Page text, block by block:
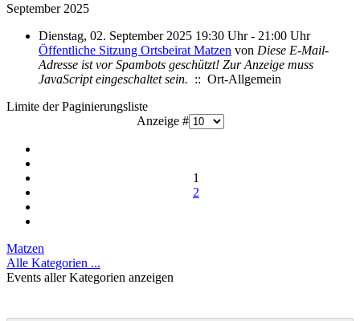
September 2025
Dienstag, 02. September 2025 19:30 Uhr - 21:00 Uhr
Öffentliche Sitzung Ortsbeirat Matzen von Diese E-Mail-
Adresse ist vor Spambots geschützt! Zur Anzeige muss
JavaScript eingeschaltet sein. :: Ort-Allgemein
Limite der Paginierungsliste
Anzeige #
1
2
Matzen
Alle Kategorien ...
Events aller Kategorien anzeigen